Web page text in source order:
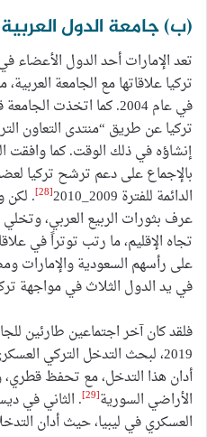
(ب) جامعة الدول العربية
تعد الإمارات أحد الدول
تركيا علاقاتها مع الجامعة
تركيا عن طريق “منتدى التعاون
إنشاؤه في ذلك الوقت. كما وافقت
بالإجماع على دعم ترشح تركيا
الدائمة للفترة 2009_2010
[28]
عرف بثورات الربيع العربي،
تجاه الإقليم، ما رتب توتراً في
على رأسهم السعودية والإمارات
في يد الدول الثلاث في مواجهة
فلقد كان آخر اجتماعين طارئين
2019، لبحث التدخل التركي
أدان هذا التدخل، مع تحفظ قطري،
الأراضي السورية[29]
العسكري في ليبيا، حيث أدان